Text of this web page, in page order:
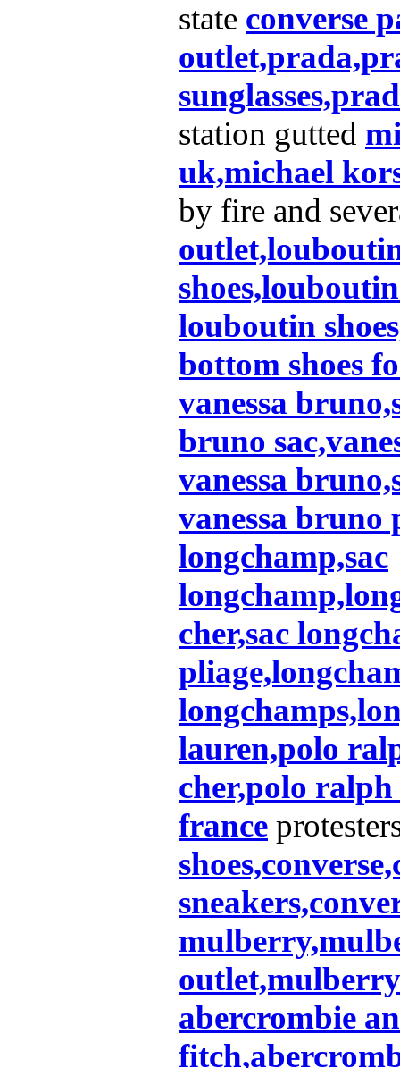
state converse
station gutted
uk,michael
by fire and
louboutin
bottom shoes
vanessa
bruno
vanessa
vanessa bruno
longchamp,sac
cher,sac
lauren,polo
cher,polo
france
abercrombie